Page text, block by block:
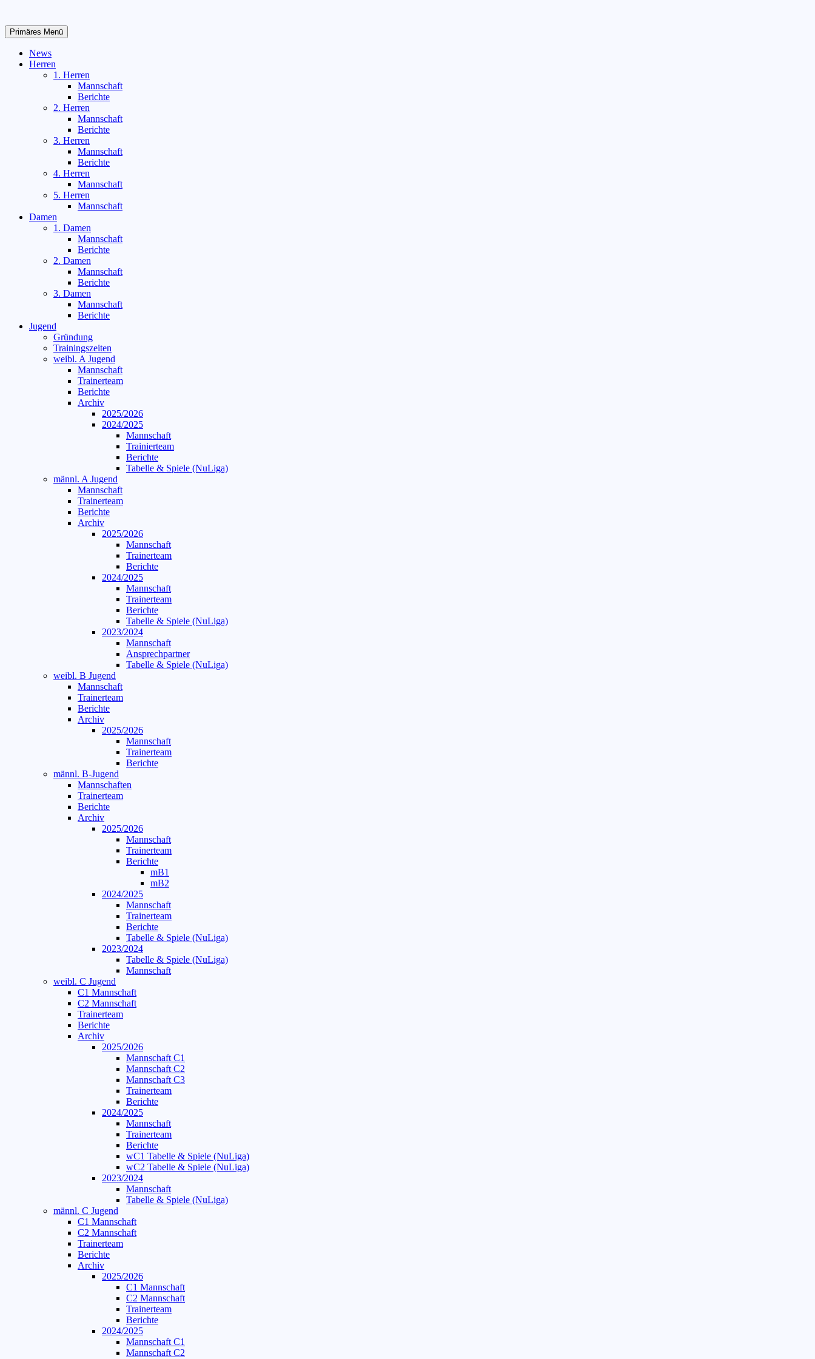
springen
Primäres Menü
News
Herren
1. Herren
Mannschaft
Berichte
2. Herren
Mannschaft
Berichte
3. Herren
Mannschaft
Berichte
4. Herren
Mannschaft
5. Herren
Mannschaft
Damen
1. Damen
Mannschaft
Berichte
2. Damen
Mannschaft
Berichte
3. Damen
Mannschaft
Berichte
Jugend
Gründung
Trainingszeiten
weibl. A Jugend
Mannschaft
Trainerteam
Berichte
Archiv
2025/2026
2024/2025
Mannschaft
Trainierteam
Berichte
Tabelle & Spiele (NuLiga)
männl. A Jugend
Mannschaft
Trainerteam
Berichte
Archiv
2025/2026
Mannschaft
Trainerteam
Berichte
2024/2025
Mannschaft
Trainerteam
Berichte
Tabelle & Spiele (NuLiga)
2023/2024
Mannschaft
Ansprechpartner
Tabelle & Spiele (NuLiga)
weibl. B Jugend
Mannschaft
Trainerteam
Berichte
Archiv
2025/2026
Mannschaft
Trainerteam
Berichte
männl. B-Jugend
Mannschaften
Trainerteam
Berichte
Archiv
2025/2026
Mannschaft
Trainerteam
Berichte
mB1
mB2
2024/2025
Mannschaft
Trainerteam
Berichte
Tabelle & Spiele (NuLiga)
2023/2024
Tabelle & Spiele (NuLiga)
Mannschaft
weibl. C Jugend
C1 Mannschaft
C2 Mannschaft
Trainerteam
Berichte
Archiv
2025/2026
Mannschaft C1
Mannschaft C2
Mannschaft C3
Trainerteam
Berichte
2024/2025
Mannschaft
Trainerteam
Berichte
wC1 Tabelle & Spiele (NuLiga)
wC2 Tabelle & Spiele (NuLiga)
2023/2024
Mannschaft
Tabelle & Spiele (NuLiga)
männl. C Jugend
C1 Mannschaft
C2 Mannschaft
Trainerteam
Berichte
Archiv
2025/2026
C1 Mannschaft
C2 Mannschaft
Trainerteam
Berichte
2024/2025
Mannschaft C1
Mannschaft C2